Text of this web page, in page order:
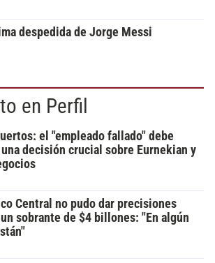
despedida de Jorge Messi
en Perfil
el "empleado fallado" debe
decisión crucial sobre Eurnekian y
Central no pudo dar precisiones
sobrante de $4 billones: "En algún